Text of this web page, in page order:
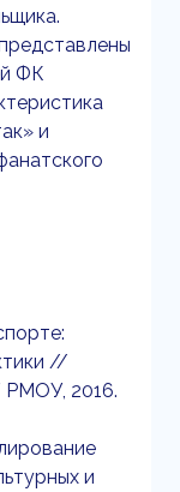
ФК
и
//
РМОУ, 2016.
и